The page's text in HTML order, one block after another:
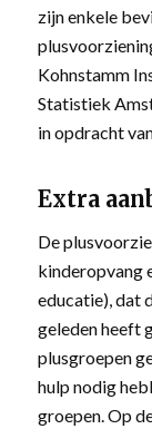
zijn enkele
Kohnstamm
Statistiek
in opdracht
Extra
De
kinderopvang
educatie), dat
geleden heeft
plusgroepen
hulp nodig
groepen. Op